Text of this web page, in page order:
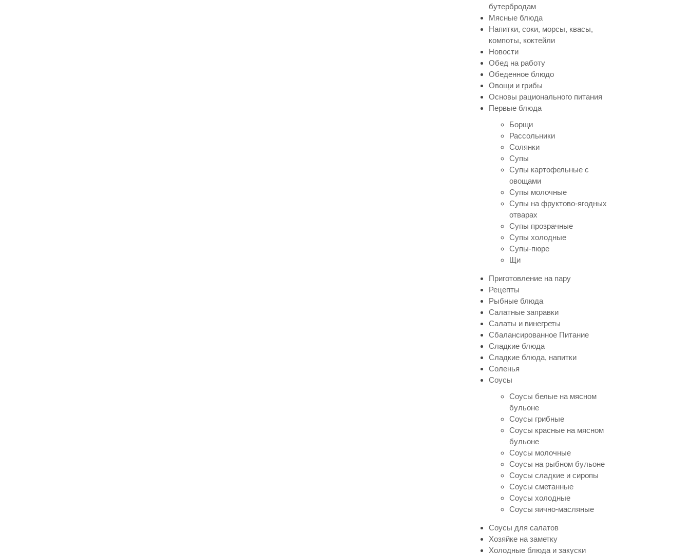
бутербродам
Мясные блюда
Напитки, соки, морсы, квасы,
компоты, коктейли
Новости
Обед на работу
Обеденное блюдо
Овощи и грибы
Основы рационального питания
Первые блюда
Борщи
Рассольники
Солянки
Супы
Супы картофельные с
овощами
Супы молочные
Супы на фруктово-ягодных
отварах
Супы прозрачные
Супы холодные
Супы-пюре
Щи
Приготовление на пару
Рецепты
Рыбные блюда
Салатные заправки
Салаты и винегреты
Сбалансированное Питание
Сладкие блюда
Сладкие блюда, напитки
Соленья
Соусы
Соусы белые на мясном
бульоне
Соусы грибные
Соусы красные на мясном
бульоне
Соусы молочные
Соусы на рыбном бульоне
Соусы сладкие и сиропы
Соусы сметанные
Соусы холодные
Соусы яично-масляные
Соусы для салатов
Хозяйке на заметку
Холодные блюда и закуски